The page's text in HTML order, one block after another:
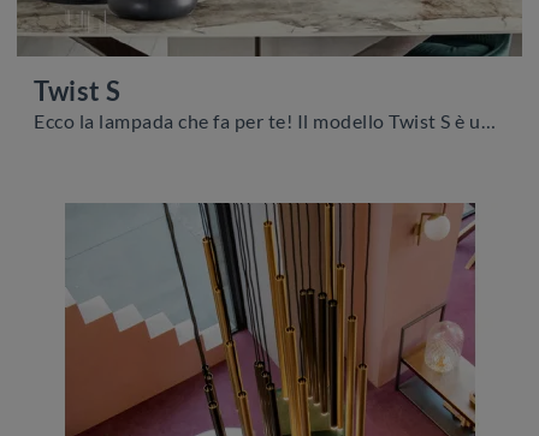
Twist S
Ecco la lampada che fa per te! Il modello Twist S è una delle nostre lampade a sospensione di Riflessi.